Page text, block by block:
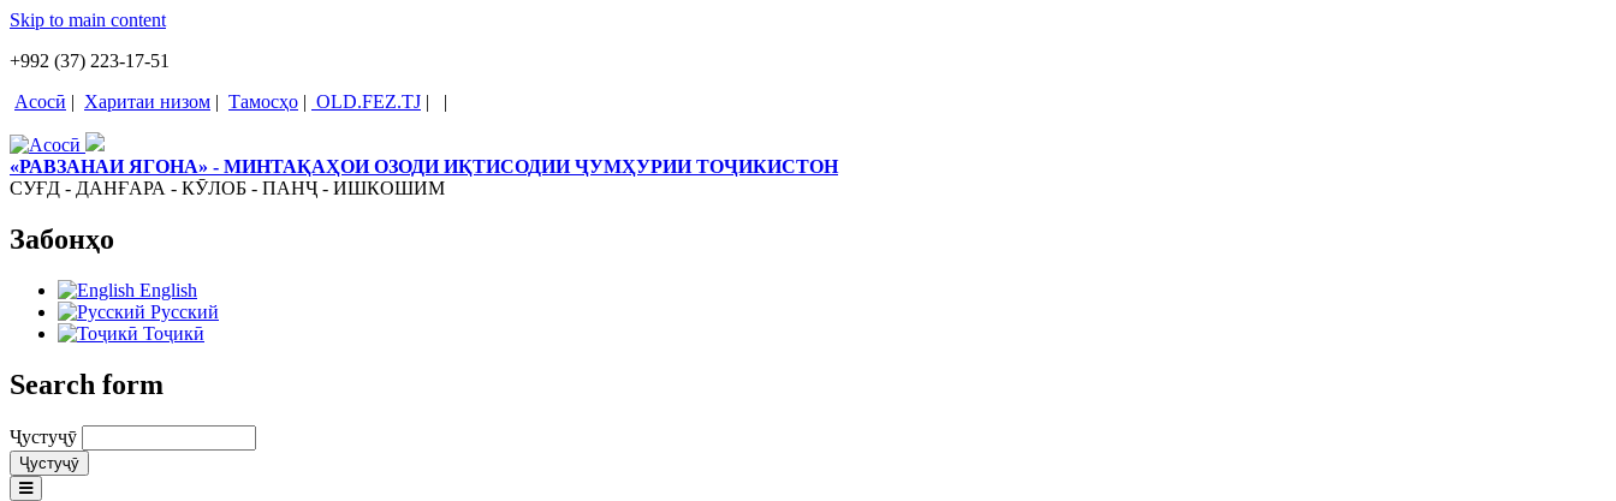
Skip to main content
+992 (37) 223-17-51
Асосӣ | Харитаи низом | Тамосҳо | OLD.FEZ.TJ | |
«РАВЗАНАИ ЯГОНА» - МИНТАҚАҲОИ ОЗОДИ ИҚТИСОДИИ ҶУМҲУРИИ ТОҶИКИСТОН
СУҒД - ДАНҒАРА - КӮЛОБ - ПАНҶ - ИШКОШИМ
Забонҳо
English
Русский
Тоҷикӣ
Search form
Ҷустуҷӯ